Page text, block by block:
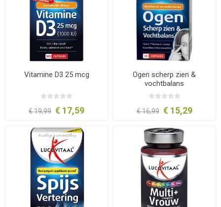
Vitamine D3 25 mcg
€ 19,99 € 17,59
Ogen scherp zien &
vochtbalans
€ 16,99 € 15,29